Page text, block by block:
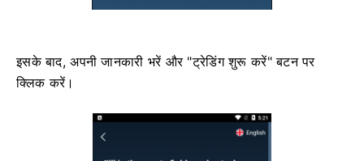
इसके बाद, अपनी जानकारी भरें और "ट्रेडिंग शुरू करें" बटन पर
क्लिक करें।